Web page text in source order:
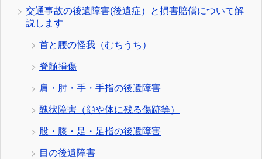
交通事故の後遺障害(後遺症）と損害賠償について解
説します
首と腰の怪我（むちうち）
脊髄損傷
肩・肘・手・手指の後遺障害
醜状障害（顔や体に残る傷跡等）
股・膝・足・足指の後遺障害
目の後遺障害